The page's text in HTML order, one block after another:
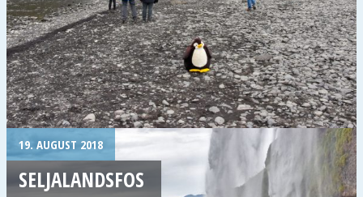
19. AUGUST 2018
SELJALANDSFOS